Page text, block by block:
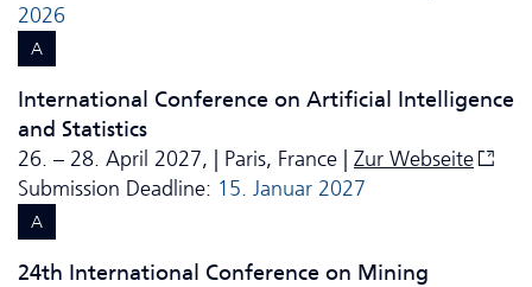
2026
A
International Conference on Artificial Intelligence
and Statistics
26. – 28. April 2027, | Paris, France | Zur Webseite
Submission Deadline: 15. Januar 2027
A
24th International Conference on Mining